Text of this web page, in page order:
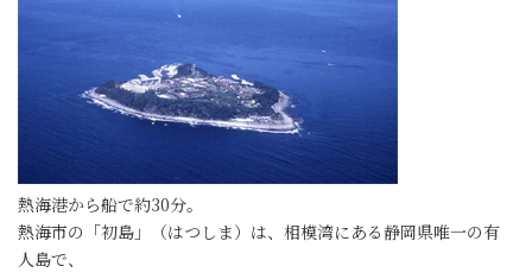
熱海港から船で約30分。
熱海市の「初島」（はつしま）は、相模湾にある静岡県唯一の有
人島で、